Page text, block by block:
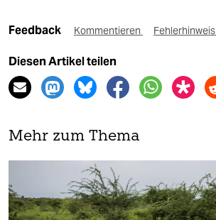
Feedback Kommentieren Fehlerhinweis
Diesen Artikel teilen
Mehr zum Thema